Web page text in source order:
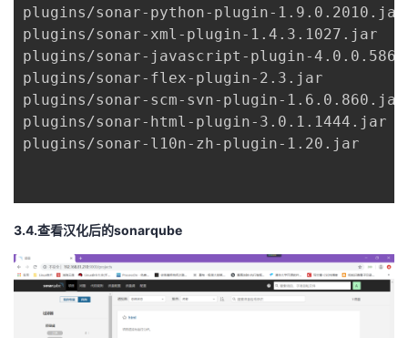
plugins/sonar-python-plugin-1.9.0.2010.jar
plugins/sonar-xml-plugin-1.4.3.1027.jar
plugins/sonar-javascript-plugin-
plugins/sonar-flex-plugin-2.3.jar
plugins/sonar-scm-svn-plugin-1.6.0.860.jar
plugins/sonar-html-plugin-3.0.1.1444.jar
plugins/sonar-l10n-zh-plugin-1.20.jar
3.4.查看汉化后的sonarqube